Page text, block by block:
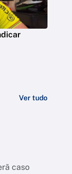
Ver tudo
caso